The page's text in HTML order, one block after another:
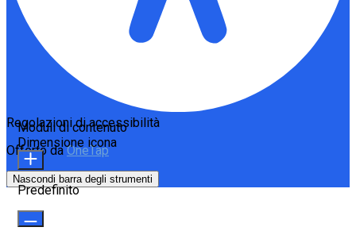
Regolazioni di accessibilità
Offerto daOneTap
Nascondi barra degli strumenti
Moduli di contenuto
Dimensione icona
Predefinito